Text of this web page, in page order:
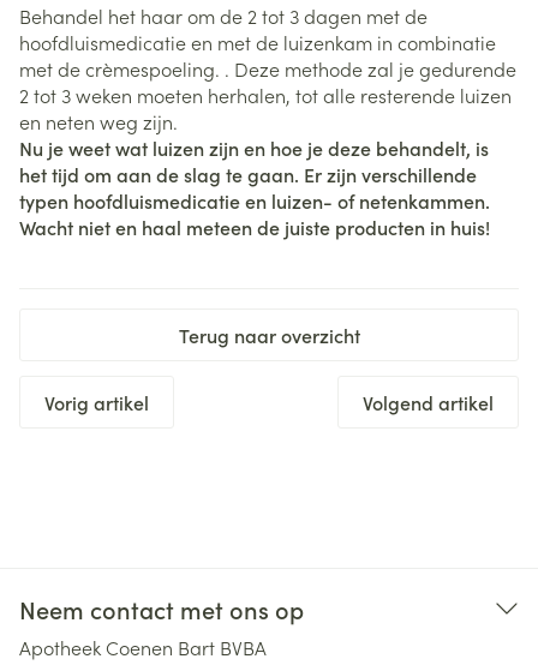
Behandel het haar om de 2 tot 3 dagen met de
hoofdluismedicatie en met de luizenkam in combinatie
met de crèmespoeling. . Deze methode zal je gedurende
2 tot 3 weken moeten herhalen, tot alle resterende luizen
en neten weg zijn.
Nu je weet wat luizen zijn en hoe je deze behandelt, is
het tijd om aan de slag te gaan. Er zijn verschillende
typen hoofdluismedicatie en luizen- of netenkammen.
Wacht niet en haal meteen de juiste producten in huis!
Terug naar overzicht
Vorig artikel Volgend artikel
Neem contact met ons op
Apotheek Coenen Bart BVBA